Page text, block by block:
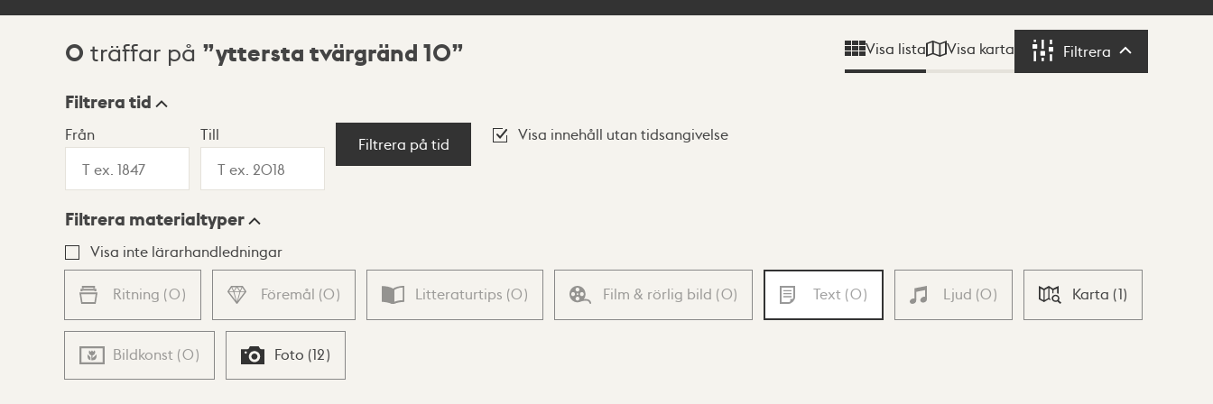
Sökresultat
0 träffar på yttersta tvärgränd 10 Visa lista Visa karta Filtrera Filtrera
Visningsläge
Lista Karta
Filtrera tid
Från Till
Filtrera på tid
Visa innehåll utan tidsangivelse
Filtrera materialtyper
Visa inte lärarhandledningar
Ritning (0) Föremål (0) Litteraturtips (0) Film & rörlig bild (0) Text (0) Ljud (0) Karta (1)
Bildkonst (0) Foto (12)